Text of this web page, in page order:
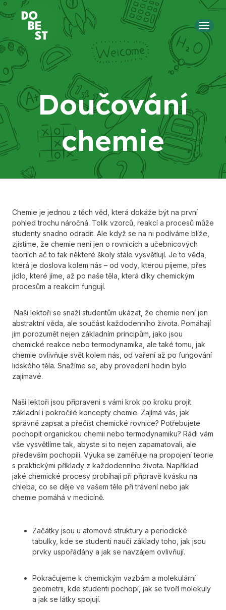
MENU
Doučování
chemie
Chemie je jednou z těch věd, která dokáže být na první
pohled trochu náročná. Tolik vzorců, reakcí a procesů může
studenty snadno odradit. Ale když se na ni podíváme blíže,
zjistíme, že chemie není jen o rovnicích a učebnicových
teoriích ač to tak některé školy stále vysvětlují. Je to věda,
která je doslova kolem nás – od vody, kterou pijeme, přes
jídlo, které jíme, až po naše těla, která díky chemickým
procesům a reakcím fungují.
Naši lektoři se snaží studentům ukázat, že chemie není jen
abstraktní věda, ale součást každodenního života. Pomáhají
jim porozumět nejen základním principům, jako jsou
chemické reakce nebo termodynamika, ale také tomu, jak
chemie ovlivňuje svět kolem nás, od vaření až po fungování
lidského těla. Snažíme se, aby provedení hodin bylo
zajímavé.
​Naši lektoři jsou připraveni s vámi krok po kroku projít
základní i pokročilé koncepty chemie. Zajímá vás, jak
správně zapsat a přečíst chemické rovnice? Potřebujete
pochopit organickou chemii nebo termodynamiku? Rádi vám
vše vysvětlíme tak, abyste si to nejen zapamatovali, ale
především pochopili. Výuka se zaměřuje na propojení teorie
s praktickými příklady z každodenního života. Například
jaké chemické procesy probíhají při přípravě kvásku na
chleba, co se děje ve vašem těle při trávení nebo jak
chemie pomáhá v medicíně.
Začátky jsou u atomové struktury a periodické
tabulky, kde se studenti naučí základy toho, jak jsou
prvky uspořádány a jak se navzájem ovlivňují.
Pokračujeme k chemickým vazbám a molekulární
geometrii, kde studenti pochopí, jak se tvoří molekuly
a jak se látky spojují.